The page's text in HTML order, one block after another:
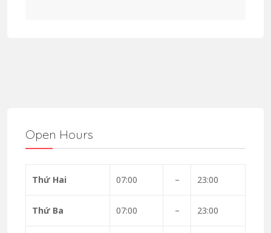
Open Hours
Thứ Hai 07:00 – 23:00
Thứ Ba 07:00 – 23:00